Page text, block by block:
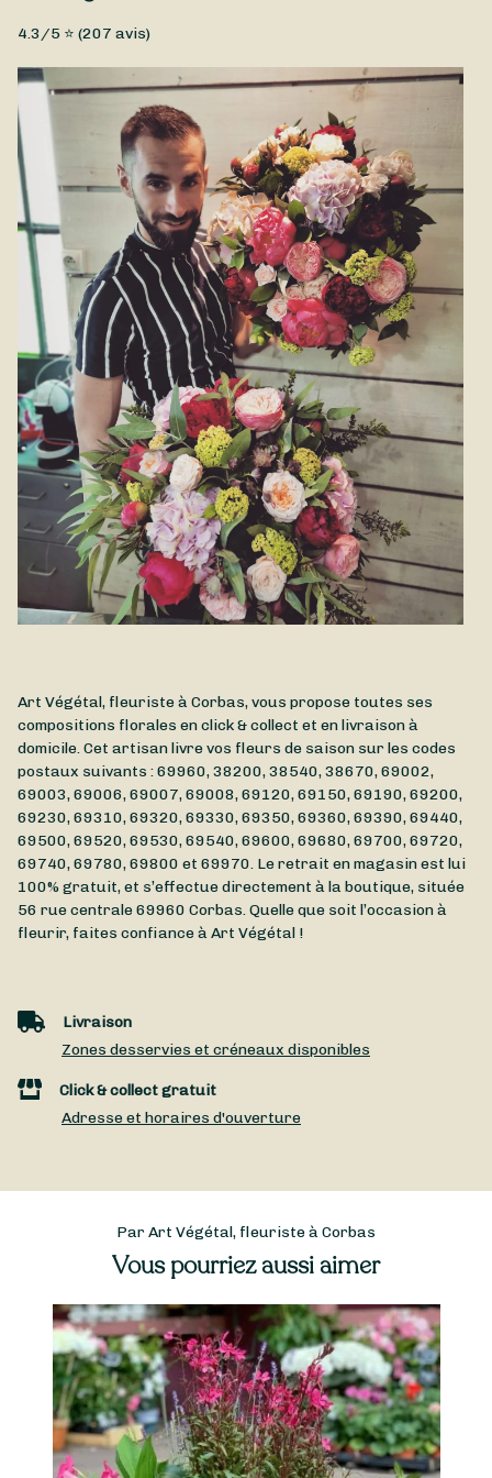
Bouquet de pivoines avec 2 a 3 variétés différentes, plus un
mix d'eucalyptus dans les tons pastels
4.3/5 ⭐ (207 avis)
Art Végétal, fleuriste à Corbas, vous propose toutes ses
compositions florales en click & collect et en livraison à
domicile. Cet artisan livre vos fleurs de saison sur les codes
postaux suivants : 69960, 38200, 38540, 38670, 69002,
69003, 69006, 69007, 69008, 69120, 69150, 69190, 69200,
69230, 69310, 69320, 69330, 69350, 69360, 69390, 69440,
69500, 69520, 69530, 69540, 69600, 69680, 69700, 69720,
69740, 69780, 69800 et 69970. Le retrait en magasin est lui
100% gratuit, et s’effectue directement à la boutique, située
56 rue centrale69960 Corbas. Quelle que soit l’occasion à
fleurir, faites confiance à Art Végétal !
Livraison
Zones desservies et créneaux disponibles
Click & collect gratuit
Adresse et horaires d'ouverture
Par Art Végétal, fleuriste à Corbas
Vous pourriez aussi aimer